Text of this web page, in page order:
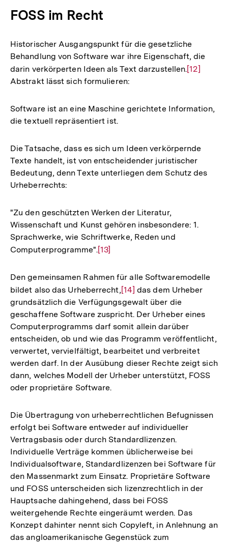
FOSS im Recht
Historischer Ausgangspunkt für die gesetzliche
Behandlung von Software war ihre Eigenschaft, die
darin verkörperten Ideen als Text darzustellen.Zur
Fußnote
[12]
Abstrakt lässt sich formulieren:
Software ist an eine Maschine gerichtete Information,
die textuell repräsentiert ist.
Die Tatsache, dass es sich um Ideen verkörpernde
Texte handelt, ist von entscheidender juristischer
Bedeutung, denn Texte unterliegen dem Schutz des
Urheberrechts:
"Zu den geschützten Werken der Literatur,
Wissenschaft und Kunst gehören insbesondere: 1.
Sprachwerke, wie Schriftwerke, Reden und
Computerprogramme".Zur
der
Fußnote
[13]
Den gemeinsamen Rahmen für alle Softwaremodelle
bildet also das Urheberrecht, Zur
Auflösung
der
Fußnote
[14] das dem Urheber
grundsätzlich die Verfügungsgewalt über die
geschaffene Software zuspricht. Der Urheber eines
Computerprogramms darf somit allein darüber
entscheiden, ob und wie das Programm veröffentlicht,
verwertet, vervielfältigt, bearbeitet und verbreitet
werden darf. In der Ausübung dieser Rechte zeigt sich
dann, welches Modell der Urheber unterstützt, FOSS
oder proprietäre Software.
Die Übertragung von urheberrechtlichen Befugnissen
erfolgt bei Software entweder auf individueller
Vertragsbasis oder durch Standardlizenzen.
Individuelle Verträge kommen üblicherweise bei
Individualsoftware, Standardlizenzen bei Software für
den Massenmarkt zum Einsatz. Proprietäre Software
und FOSS unterscheiden sich lizenzrechtlich in der
Hauptsache dahingehend, dass bei FOSS
weitergehende Rechte eingeräumt werden. Das
Konzept dahinter nennt sich Copyleft, in Anlehnung an
das angloamerikanische Gegenstück zum